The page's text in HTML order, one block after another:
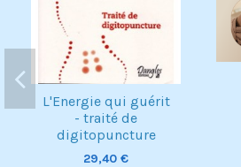
L'Energie qui guérit
- traité de
digitopuncture
29,40 €